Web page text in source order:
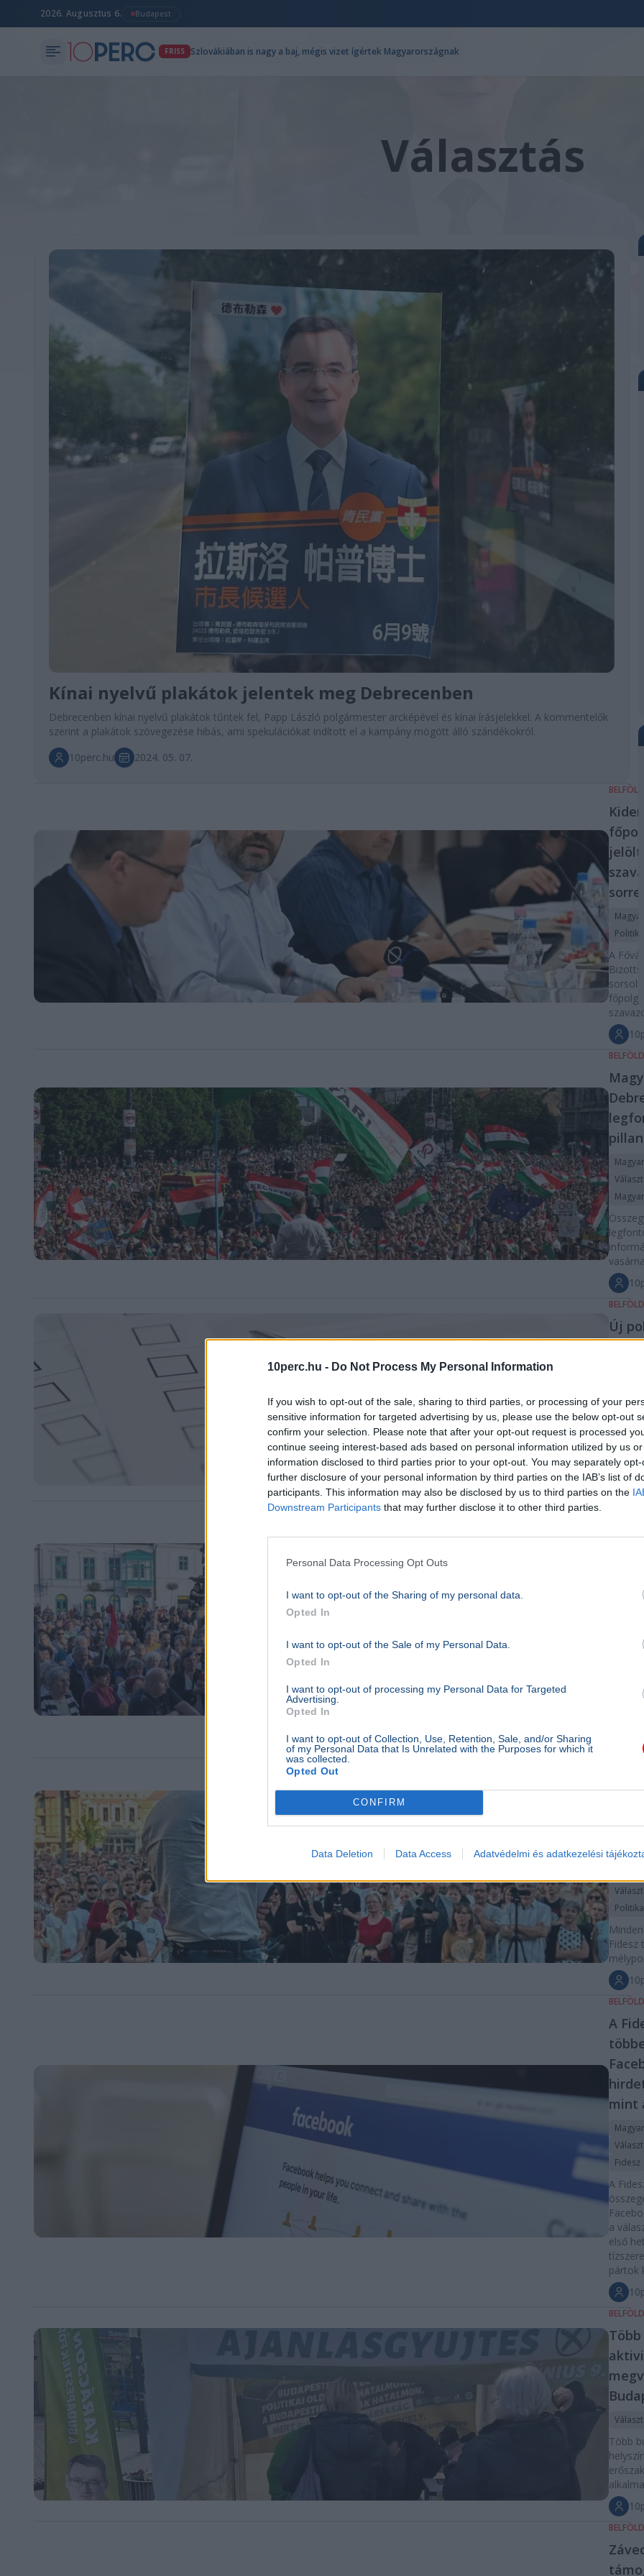
10perc.hu - Do Not Process My Personal Information
If you wish to opt-out of the sale, sharing to third parties, or processing of your
sensitive information for targeted advertising by us, please use the below opt-out
confirm your selection. Please note that after your opt-out request is processed
continue seeing interest-based ads based on personal information utilized by us
information disclosed to third parties prior to your opt-out. You may separately
further disclosure of your personal information by third parties on the IAB’s list of
participants. This information may also be disclosed by us to third parties on the
Downstream Participants that may further disclose it to other third parties.
Personal Data Processing Opt Outs
I want to opt-out of the Sharing of my personal data.
Opted In
I want to opt-out of the Sale of my Personal Data.
Opted In
I want to opt-out of processing my Personal Data for Targeted
Advertising.
Opted In
I want to opt-out of Collection, Use, Retention, Sale, and/or Sharing
of my Personal Data that Is Unrelated with the Purposes for which it
was collected.
Opted Out
CONFIRM
Data Deletion Data Access Adatvédelmi és adatkezelési
2026. Augusztus 6. Budapest
FRISS Szlovákiában is nagy a baj, mégis vizet ígértek Magyarországnak
Választás
Kínai nyelvű plakátok jelentek meg Debrecenben
Debrecenben kínai nyelvű plakátok tűntek fel, Papp László polgármester arcképével és kínai írásjelekkel. A kommentelők
szerint a plakátok szövegezése hibás, ami spekulációkat indított el a kampány mögött álló szándékokról.
10perc.hu
2024. 05. 07.
BELFÖLD
Politika
A
BELFÖLD
BELFÖLD
Új
Az
az
Politika
Fidesz
BELFÖLD
A
mint
Fidesz
A
a
első
pártok
BELFÖLD
Több
BELFÖLD